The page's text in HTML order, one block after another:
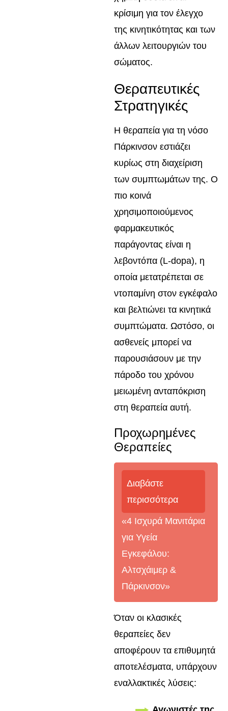
κρίσιμη για τον έλεγχο
της κινητικότητας και των
άλλων λειτουργιών του
σώματος.
Θεραπευτικές
Στρατηγικές
Η θεραπεία για τη νόσο
Πάρκινσον εστιάζει
κυρίως στη διαχείριση
των συμπτωμάτων της. Ο
πιο κοινά
χρησιμοποιούμενος
φαρμακευτικός
παράγοντας είναι η
λεβοντόπα (L-dopa), η
οποία μετατρέπεται σε
ντοπαμίνη στον εγκέφαλο
και βελτιώνει τα κινητικά
συμπτώματα. Ωστόσο, οι
ασθενείς μπορεί να
παρουσιάσουν με την
πάροδο του χρόνου
μειωμένη ανταπόκριση
στη θεραπεία αυτή.
Προχωρημένες
Θεραπείες
Διαβάστε
περισσότερα
«4 Ισχυρά Μανιτάρια
για Υγεία
Εγκεφάλου:
Αλτσχάιμερ &
Πάρκινσον»
Όταν οι κλασικές
θεραπείες δεν
αποφέρουν τα επιθυμητά
αποτελέσματα, υπάρχουν
εναλλακτικές λύσεις: